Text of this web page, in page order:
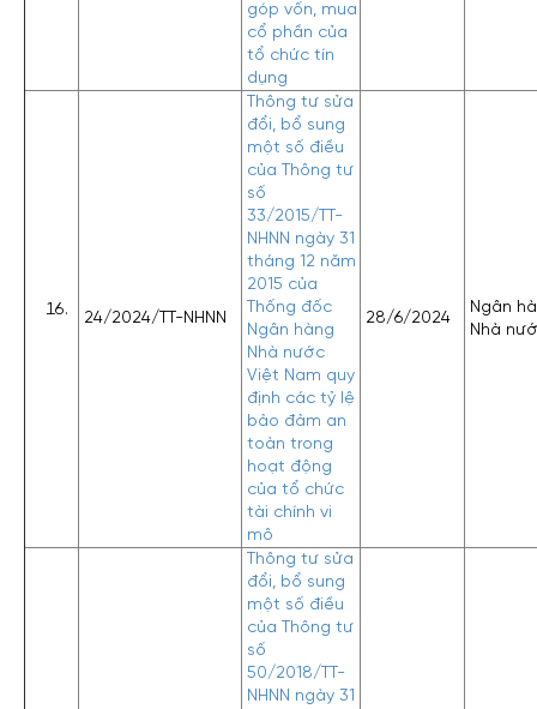
góp vốn, mua
cổ phần của
tổ chức tín
dụng
24/2024/TT-NHNN
Thông tư sửa
đổi, bổ sung
một số điều
của Thông tư
số
33/2015/TT-
NHNN ngày 31
tháng 12 năm
2015 của
Thống đốc
Ngân hàng
Nhà nước
Việt Nam quy
định các tỷ lệ
bảo đảm an
toàn trong
hoạt động
của tổ chức
tài chính vi
mô
28/6/2024
Ngân
Nhà
Thông tư sửa
đổi, bổ sung
một số điều
của Thông tư
số
50/2018/TT-
NHNN ngày 31